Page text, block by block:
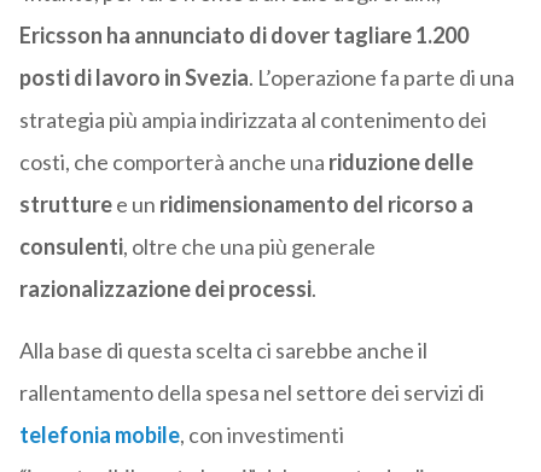
Ericsson ha annunciato di dover tagliare 1.200
posti di lavoro in Svezia. L’operazione fa parte di una
strategia più ampia indirizzata al contenimento dei
costi, che comporterà anche una riduzione delle
strutturee un ridimensionamento del ricorso a
consulenti, oltre che una più generale
razionalizzazione dei processi.
Alla base di questa scelta ci sarebbe anche il
rallentamento della spesa nel settore dei servizi di
telefonia mobile, con investimenti